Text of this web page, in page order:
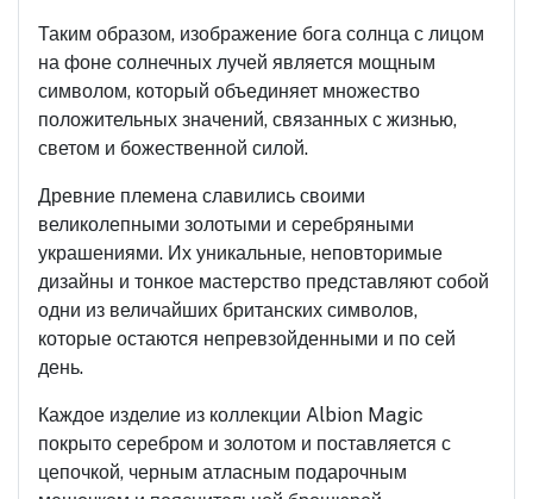
Таким образом, изображение бога солнца с лицом
на фоне солнечных лучей является мощным
символом, который объединяет множество
положительных значений, связанных с жизнью,
светом и божественной силой.
Древние племена славились своими
великолепными золотыми и серебряными
украшениями. Их уникальные, неповторимые
дизайны и тонкое мастерство представляют собой
одни из величайших британских символов,
которые остаются непревзойденными и по сей
день.
Каждое изделие из коллекции Albion Magic
покрыто серебром и золотом и поставляется с
цепочкой, черным атласным подарочным